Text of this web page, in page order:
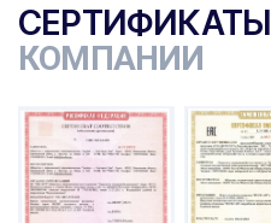
СЕРТИФИКАТЫ
КОМПАНИИ